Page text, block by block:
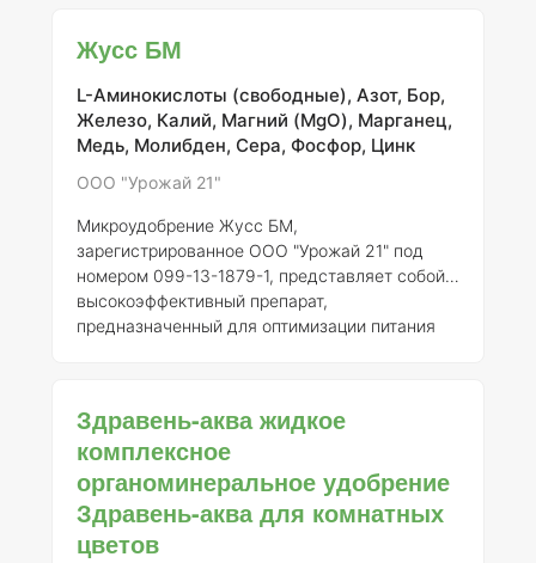
комплекс биологически активных веществ,
удобрение особенно ценным для сельского
хозяйства. Данное удобрение подходит для
всех видов сельскохозяйственных культур и
может применяться на различных типах почв.
Жусс БМ
L-Аминокислоты (свободные), Азот, Бор,
Железо, Калий, Магний (MgO), Марганец,
Медь, Молибден, Сера, Фосфор, Цинк
ООО "Урожай 21"
Микроудобрение Жусс БМ,
зарегистрированное ООО "Урожай 21" под
номером 099-13-1879-1, представляет собой
высокоэффективный препарат,
предназначенный для оптимизации питания
микроэлементов, необходимых для
полноценного роста и развития
сельскохозяйственных культур. Состав
микроудобрения включает следующие
ключевые микроэлементы в определенных
концентрациях: - Бор (B) – 0,02% - Молибден
Здравень-аква жидкое
комплексное
органоминеральное удобрение
Здравень-аква для комнатных
цветов